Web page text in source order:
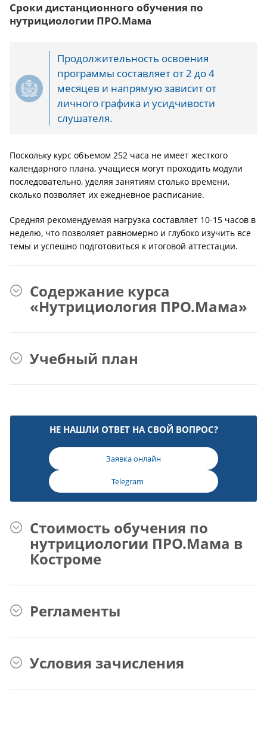
Сроки дистанционного обучения по
нутрициологии ПРО.Мама
Продолжительность освоения
программы составляет от 2 до 4
месяцев и напрямую зависит от
личного графика и усидчивости
слушателя.
Поскольку курс объемом 252 часа не имеет жесткого
календарного плана, учащиеся могут проходить модули
последовательно, уделяя занятиям столько времени,
сколько позволяет их ежедневное расписание.
Средняя рекомендуемая нагрузка составляет 10-15 часов в
неделю, что позволяет равномерно и глубоко изучить все
темы и успешно подготовиться к итоговой аттестации.
Содержание курса
«Нутрициология ПРО.Мама»
Учебный план
НЕ НАШЛИ ОТВЕТ НА СВОЙ ВОПРОС?
Заявка онлайн
Telegram
Стоимость обучения по
нутрициологии ПРО.Мама в
Костроме
Регламенты
Условия зачисления